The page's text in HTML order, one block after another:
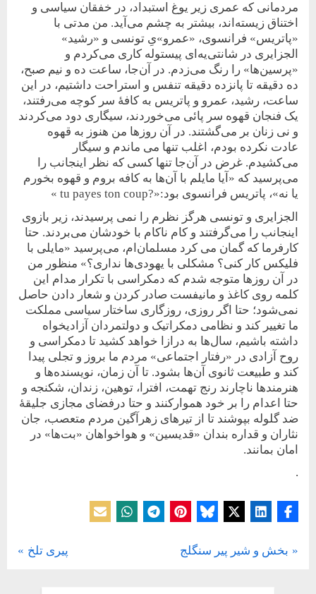
مردمانی که عمری زیر یوغ استبداد، در‌ خفقان سیاسی و
اختناق زیسته‌اند، بیشتر به چشم می‌آید. من مدتی با
«پاتریس» فرانسوی، «عمرو»‌یِ تونسی و «رشید»
الجزایری در‌ شانتی‌یه‌ای پیستوله کاری می‌کردم و
«پرسین‌ها» را رنگ می‌زدم. در آن‌جا، ساعت ده و نیم صبح،
ده دقیقه تا پانزده دقیقه تنفس و استراحت داشتیم، در این
ساعت، رشید، عمرو و پاتریس به کافۀ سر کوچه می‌رفتند،
یک فنجان قهوه سر پائی می‌خوردند، سیگاری دود می‌کردند
و نی زنان بر می‌گشتند. در آن روزها من هنوز به قهوه
عادت نکرده بودم، اغلب تنها می ماندم و سیگار
می‌کشیدم. غرض در آن‌جا تنها کسی‌ که نظر اینجانب را
می‌پرسید که «آیا مایلم با آن‌ها به کافه بروم و قهوه بخورم
یا نه»، پاتریس فرانسوی بود:«?tu payes ton coup »
الجزایری و تونسی هرگز نظرم را نمی پرسیدند، زیر بازوی
اینجانب را می‌گرفتند و کام ناکام با خودشان می‌بردند. حتا
کارفرما که گمان می کرد مسلمان‌ام، می‌پرسید «مایلی با
فلیکس کار کنی؟ مشکلی با یهودی‌ها نداری؟» منظور من
در آن روزها متوجه شدم که دمکراسی با تکرار مدام این
کلمه روی کاغذ و مانیفست صادر کردن و شعار دادن حاصل
نمی‌شود؛ حتا اگر روزی، روزگاری ساختار سیاسی مملکت
ما تغییر کند و نظامی دمکراتیک‌ و دولتمردان آزادیخواه
داشته باشیم، سال‌ها به درازا خواهد کشید تا دمکراسی و
روح آزادی در «رفتار اجتماعی» مردم ما بروز و تجلی پیدا
کند و طبیعت ثانوی آن‌ها بشود. تا آن زمان، نویسنده‌ها و
هنرمندها ناچارند رنج تهمت، افترا، توهین، زندان، شکنجه و
حتا اعدام را بر خود هموار‌کنند و حتا در‌فضای مجازی جلیقۀ
ضد گلوله بپوشند تا از تیرهای زهرآگین مردم متعصب، جان
نثاران و قداره بندان «قدیسین» و هواخواهان «بت‌ها» در
امان بمانند.
.
یادداشت
راهبری
P
بخش و شیر پیر سنگلج
N
پیری تلخ